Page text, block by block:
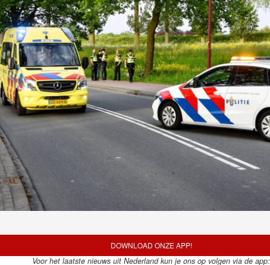
DOWNLOAD ONZE APP!
Voor het laatste nieuws uit Nederland kun je ons op volgen via de app: